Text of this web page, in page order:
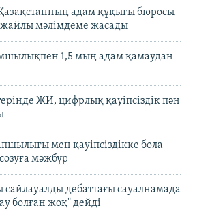
адам құқығы бюросы
мәлімдеме жасады
1,5 мың адам қамаудан
ЖИ, цифрлық қауіпсіздік пән
мен қауіпсіздікке бола
мәжбүр
сайлауалды дебаттағы сауалнамада
болған жоқ" дейді